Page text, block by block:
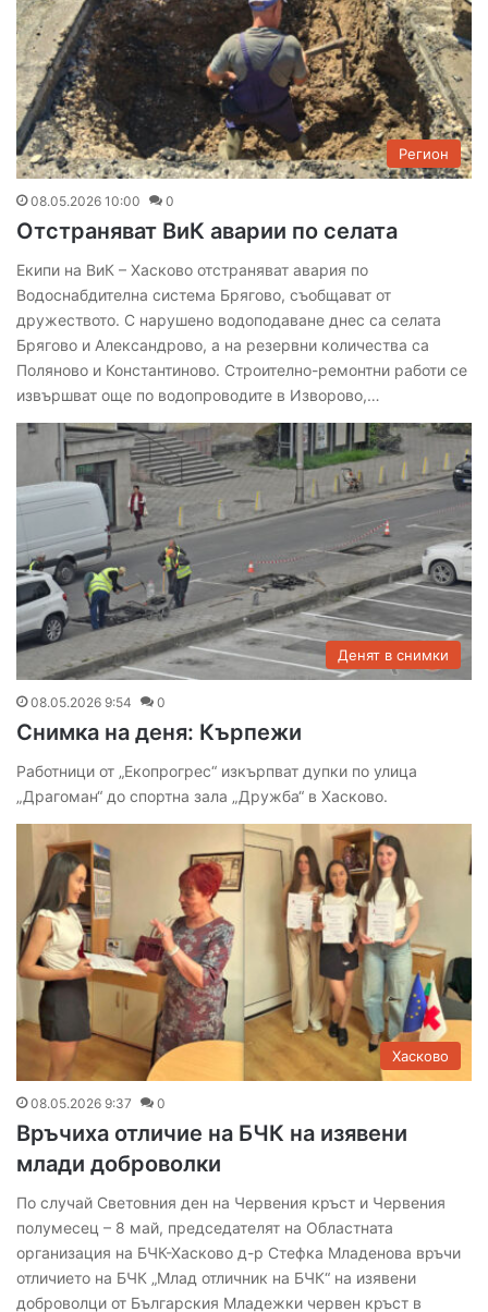
Регион
08.05.2026 10:00 0
Отстраняват ВиК аварии по селата
Екипи на ВиК – Хасково отстраняват авария по
Водоснабдителна система Брягово, съобщават от
дружеството. С нарушено водоподаване днес са селата
Брягово и Александрово, а на резервни количества са
Поляново и Константиново. Строително-ремонтни работи се
извършват още по водопроводите в Изворово,…
Денят в снимки
08.05.2026 9:54 0
Снимка на деня: Кърпежи
Работници от „Екопрогрес“ изкърпват дупки по улица
„Драгоман“ до спортна зала „Дружба“ в Хасково.
Хасково
08.05.2026 9:37 0
Връчиха отличие на БЧК на изявени
млади доброволки
По случай Световния ден на Червения кръст и Червения
полумесец – 8 май, председателят на Областната
организация на БЧК-Хасково д-р Стефка Младенова връчи
отличието на БЧК „Млад отличник на БЧК“ на изявени
доброволци от Българския Младежки червен кръст в